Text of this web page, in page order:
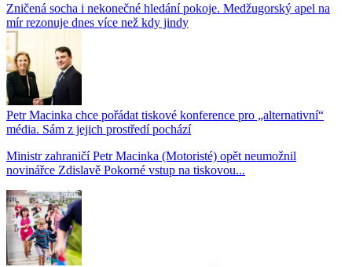
Zničená socha i nekonečné hledání pokoje. Medžugorský apel na
mír rezonuje dnes více než kdy jindy
Petr Macinka chce pořádat tiskové konference pro „alternativní“
média. Sám z jejich prostředí pochází
Ministr zahraničí Petr Macinka (Motoristé) opět neumožnil
novinářce Zdislavě Pokorné vstup na tiskovou...